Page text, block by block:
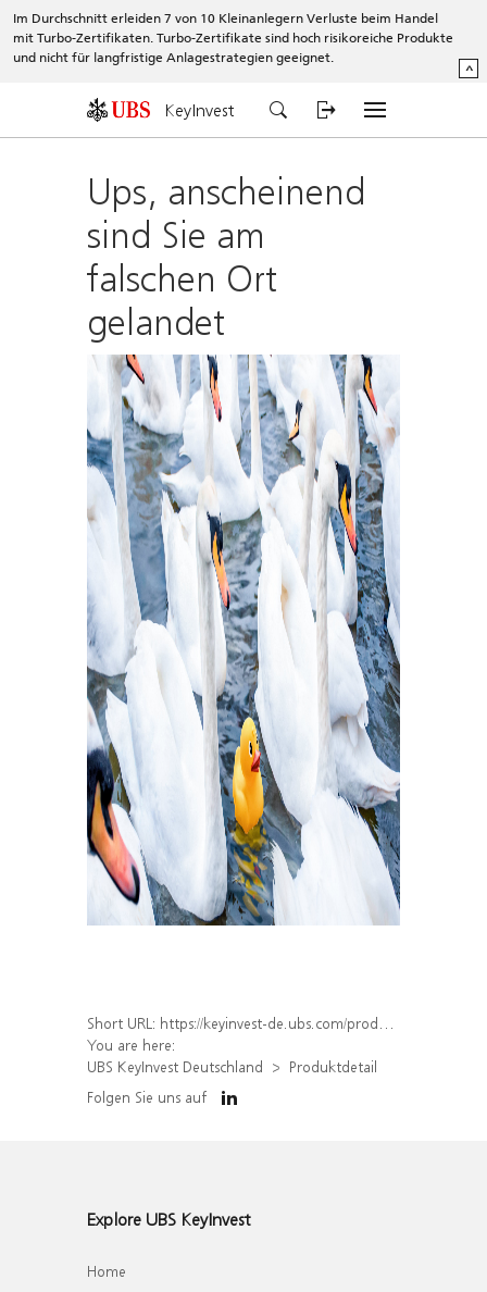
Im Durchschnitt erleiden 7 von 10 Kleinanlegern Verluste beim Handel
mit Turbo-Zertifikaten. Turbo-Zertifikate sind hoch risikoreiche Produkte
und nicht für langfristige Anlagestrategien geeignet.
^
KeyInvest
Ups, anscheinend
sind Sie am
falschen Ort
gelandet
Short URL: https://keyinvest-de.ubs.com/produkt/detail/index/isin/DE000WA5GAN0
You are here:
UBS KeyInvest Deutschland
Produktdetail
Folgen Sie uns auf
Explore UBS KeyInvest
Home